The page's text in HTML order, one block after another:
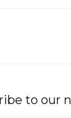
to our